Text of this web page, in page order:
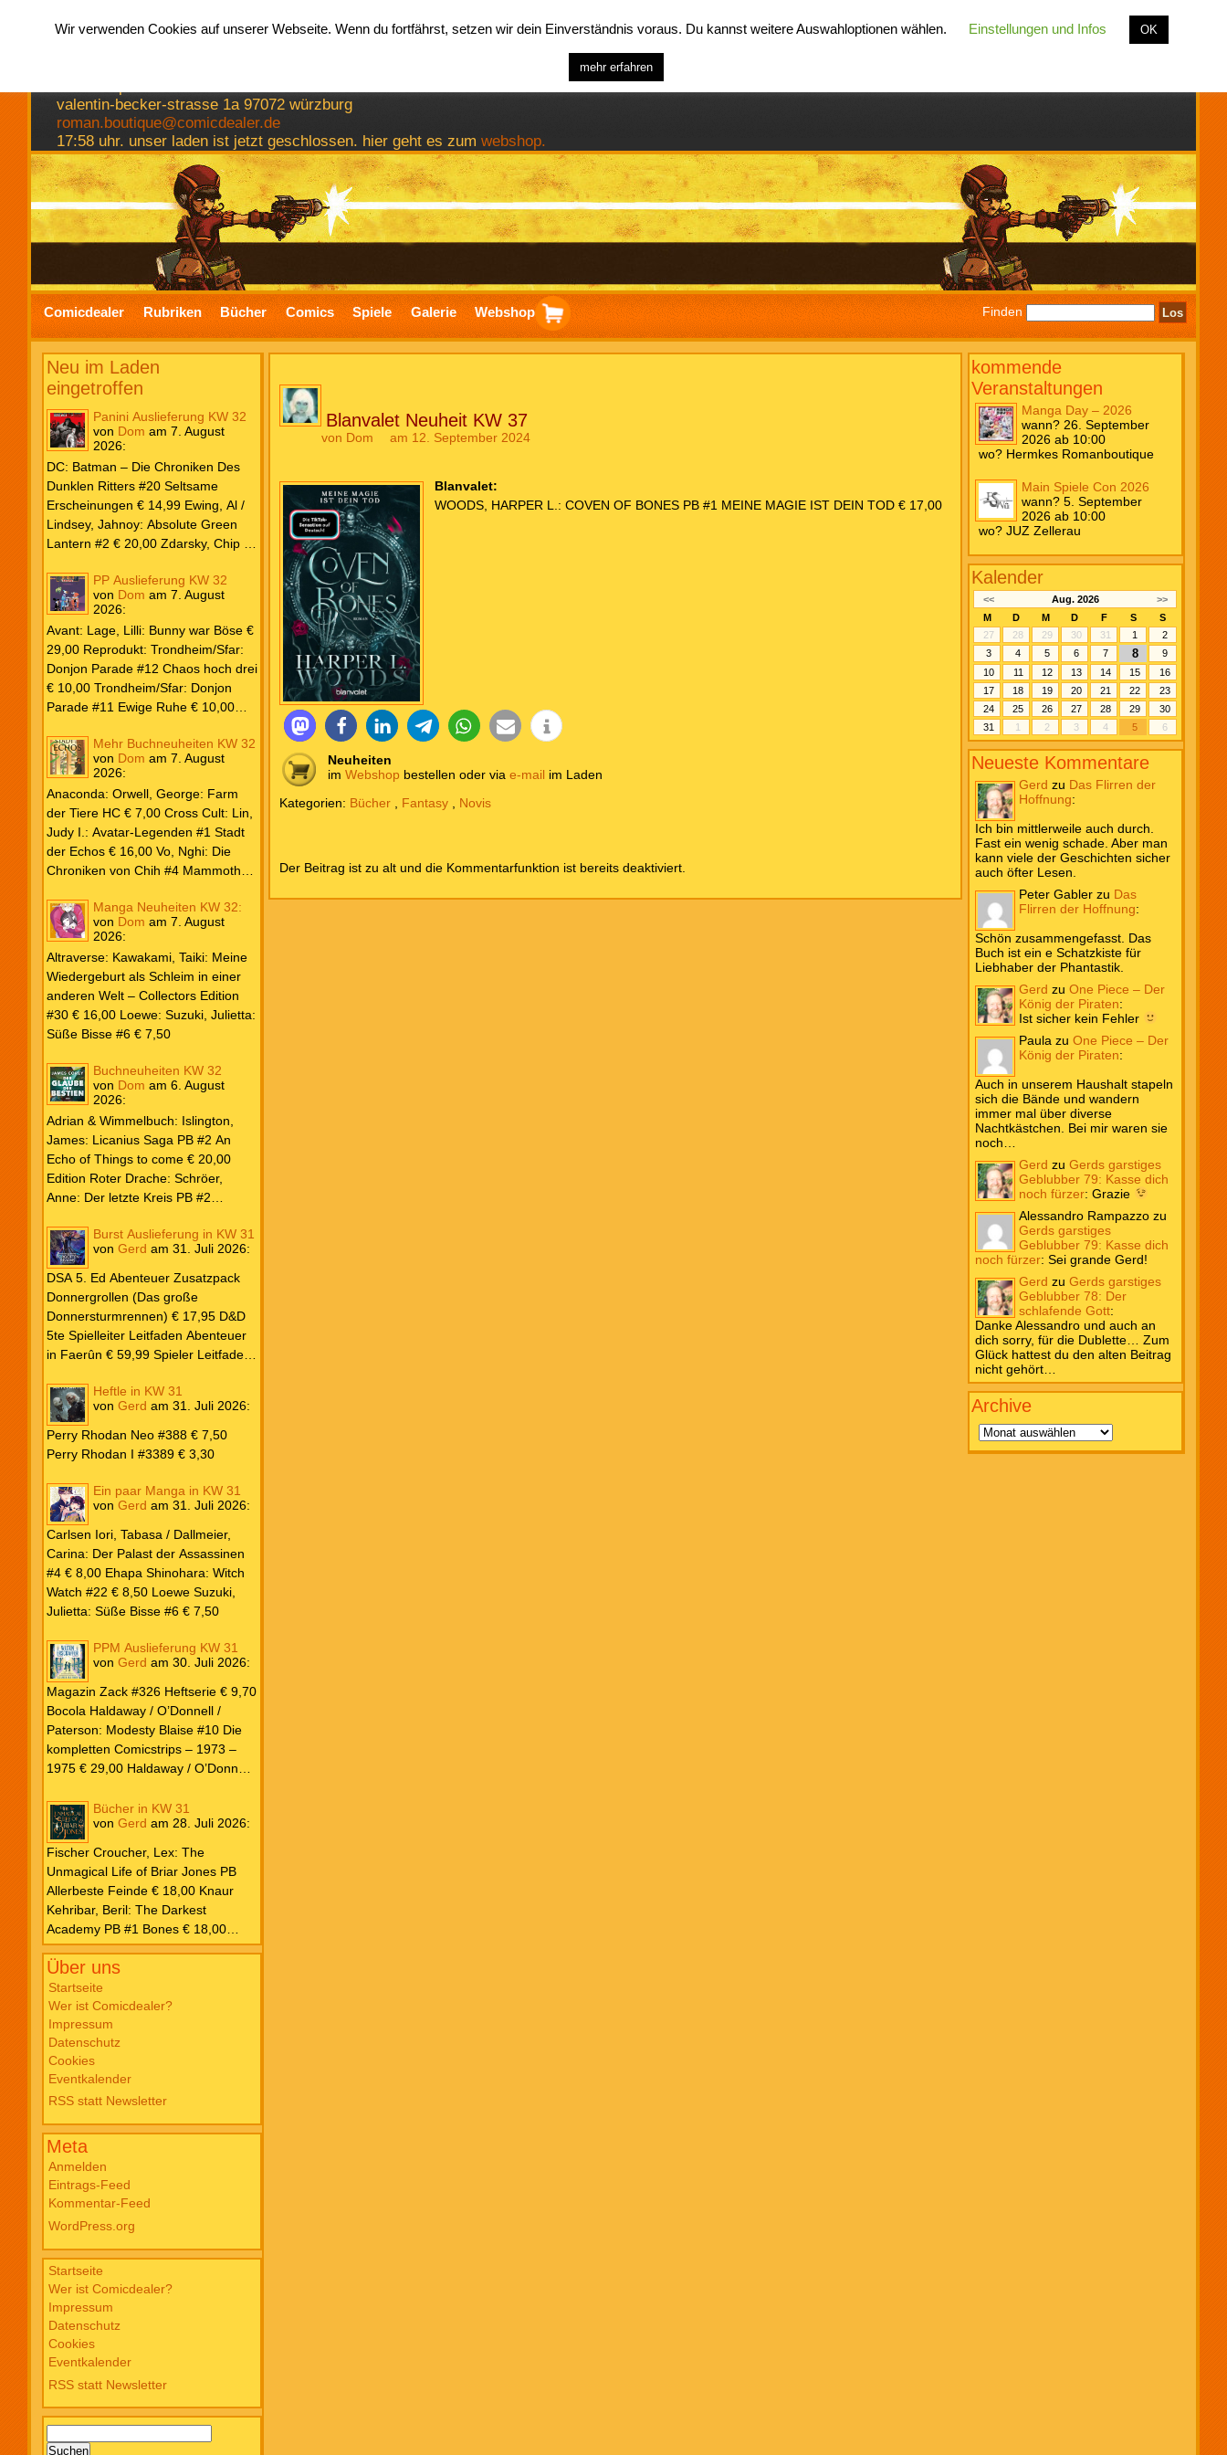
valentin-becker-strasse 1a 97072 würzburg
roman.boutique@comicdealer.de
17:58 uhr. unser laden ist jetzt geschlossen. hier geht es zum webshop.
Comicdealer Rubriken Bücher Comics Spiele Galerie Webshop Finden
Neu im Laden
eingetroffen
Panini Auslieferung KW 32
von Dom am 7. August
2026:
DC: Batman – Die Chroniken Des
Dunklen Ritters #20 Seltsame
Erscheinungen € 14,99 Ewing, Al /
Lindsey, Jahnoy: Absolute Green
Lantern #2 € 20,00 Zdarsky, Chip /
Paperback #4 € 35,00 Watters, Dan;
Soy, Dexter: Nightwing 2024 #7 €
Rafa: Absolute Superman #5 € 9,99
Marvel: Marvel Origins Collection
HC #74 Daredevil 7 € 14,99 Ewing,
Al / Gomez, Carlos: Venom (2025)
#3 € 20,00 Andrews, Kaare /
Guggenheim, Marc: Spider-Man &
Wolverine #3 € 9,99 North, Ryan /
Carratu, Vincenzo: Hulk macht alles
kaputt! € 16,00 Ewing, Al / Walker,
Kevin / Various: Marvel – Schwarz
Weiß & Blut #8 … und Gedärme €
26,00 Buscema, Sal / Dematteis, J.
M.: Spektakuläre Spider-Man – Die
#31 € 5,99 Spider-Man 2025 #9
Angriff der Aliens € 7,99
PP Auslieferung KW 32
von Dom am 7. August
2026:
Avant: Lage, Lilli: Bunny war Böse €
29,00 Reprodukt: Trondheim/Sfar:
Donjon Parade #12 Chaos hoch drei
€ 10,00 Trondheim/Sfar: Donjon
Parade #11 Ewige Ruhe € 10,00
Neuedition € 35,00 Zauberstern
Comics: Ben’s Bande #4 Aug 2026
Mehr Buchneuheiten KW 32
von Dom am 7. August
2026:
Anaconda: Orwell, George: Farm
der Tiere HC € 7,00 Cross Cult: Lin,
Judy I.: Avatar-Legenden #1 Stadt
der Echos € 16,00 Vo, Nghi: Die
Chroniken von Chih #4 Mammoths
Drache: Schröer, Anne: Der letzte
Kreis PB #2 Erwachen € 18,00
Dragonblood Academy HC #2 …to
kill a Monster € 25,00 Heyne: Bähr,
Emily: Tainted Vows – Gods of New
Olympia PB € 17,00 Kim, Sophie:
Fate’s Thread-Reihe PB #2 Der Gott
und der Geist € 17,00 Vonnegut,
Kurt: Katzenwiege PB € 17,00
Corey, James: The Captive’s War
HC #2 Der Glaube der Bestien €
24,00 Piper: Yang, Neon: Die letzte
Tochter der Drachen PB € 18,00
Manga Neuheiten KW 32:
von Dom am 7. August
2026:
Altraverse: Kawakami, Taiki: Meine
Wiedergeburt als Schleim in einer
anderen Welt – Collectors Edition
#30 € 16,00 Loewe: Suzuki, Julietta:
Süße Bisse #6 € 7,50
Buchneuheiten KW 32
von Dom am 6. August
2026:
Adrian & Wimmelbuch: Islington,
James: Licanius Saga PB #2 An
Echo of Things to come € 20,00
Edition Roter Drache: Schröer,
Anne: Der letzte Kreis PB #2
Frank: Der Pandora-Zyklus PB #1
Die Reise nach Pandora € 16,00
Corey, James: The Captive’s War
HC #2 Der Glaube der Bestien €
24,00 Loewe: Suzuki, Julietta: Süße
Bisse #6 € 7,50
Burst Auslieferung in KW 31
von Gerd am 31. Juli 2026:
DSA 5. Ed Abenteuer Zusatzpack
Donnergrollen (Das große
Donnersturmrennen) € 17,95 D&D
5te Spielleiter Leitfaden Abenteuer
in Faerûn € 59,99 Spieler Leitfaden
Heftle in KW 31
von Gerd am 31. Juli 2026:
Perry Rhodan Neo #388 € 7,50
Perry Rhodan I #3389 € 3,30
Ein paar Manga in KW 31
von Gerd am 31. Juli 2026:
Carlsen Iori, Tabasa / Dallmeier,
Carina: Der Palast der Assassinen
#4 € 8,00 Ehapa Shinohara: Witch
Watch #22 € 8,50 Loewe Suzuki,
Julietta: Süße Bisse #6 € 7,50
PPM Auslieferung KW 31
von Gerd am 30. Juli 2026:
Magazin Zack #326 Heftserie € 9,70
Bocola Haldaway / O’Donnell /
Paterson: Modesty Blaise #10 Die
kompletten Comicstrips – 1973 –
1975 € 29,00 Haldaway / O’Donnell
kompletten Comicstrips – 1972 –
1973 € 29,00 Knesebeck Hendrix,
John: Die Weltenerschaffer Die
fantastische Freundschaft von C.S.
Lewis & J.R.R. Tolkien € 30,00
Weissblech Luba Wolfsschwanz #22
€ 4,90 Horror Schocker #81 € 4,90
Bücher in KW 31
von Gerd am 28. Juli 2026:
Fischer Croucher, Lex: The
Unmagical Life of Briar Jones PB
Allerbeste Feinde € 18,00 Knaur
Kehribar, Beril: The Darkest
Academy PB #1 Bones € 18,00
Lübbe Odette, Tessonja: Fair Isle
Trilogie PB #3 To Spark a Fae War €
18,00 Bramble Hardcover Priest: Lie
Huo Jiao Chou HC #1 Drowning
Sorrows in Raging Fire € 25,00
Carlsen Davon, Isla: Blackened
Blade PB #3 Of Blackened Blood €
18,00
Über uns
Startseite
Wer ist Comicdealer?
Impressum
Datenschutz
Cookies
Eventkalender
RSS statt Newsletter
Meta
Anmelden
Eintrags-Feed
Kommentar-Feed
WordPress.org
Startseite
Wer ist Comicdealer?
Impressum
Datenschutz
Cookies
Eventkalender
RSS statt Newsletter
nach:
Blanvalet Neuheit KW 37
von Dom am 12. September 2024
Blanvalet:
WOODS, HARPER L.: COVEN OF BONES PB #1 MEINE MAGIE IST DEIN TOD € 17,00
Neuheiten
imWebshop bestellen oder viae-mail im Laden
Kategorien: Bücher , Fantasy , Novis
Der Beitrag ist zu alt und die Kommentarfunktion ist bereits deaktiviert.
kommende
Veranstaltungen
Manga Day – 2026
wann? 26. September
2026 ab 10:00
wo? Hermkes Romanboutique
Main Spiele Con 2026
wann? 5. September
2026 ab 10:00
wo? JUZ Zellerau
Kalender
<< Aug. 2026
>>
M
D M D F S
S
27
28 29 30 31 1
2
3
4 5 6 7 8
9
10
11 12 13 14 15
16
17
18 19 20 21 22
23
24
25 26 27 28 29
30
31
1 2 3 4 5 6
Neueste Kommentare
Gerd zu Das Flirren der
Hoffnung:
Ich bin mittlerweile auch durch.
Fast ein wenig schade. Aber man
kann viele der Geschichten sicher
auch öfter Lesen.
Peter Gabler zu Das
Flirren der Hoffnung:
Schön zusammengefasst. Das
Buch ist ein e Schatzkiste für
Liebhaber der Phantastik.
Gerd zuOne Piece – Der
König der Piraten:
Ist sicher kein Fehler
Paula zuOne Piece – Der
König der Piraten:
Auch in unserem Haushalt stapeln
sich die Bände und wandern
immer mal über diverse
Nachtkästchen. Bei mir waren sie
noch…
Gerd zuGerds garstiges
Geblubber 79: Kasse dich
noch fürzer:Grazie
Alessandro Rampazzo zu
Gerds garstiges
Geblubber 79: Kasse dich
noch fürzer:Sei grande Gerd!
Gerd zuGerds garstiges
Geblubber 78: Der
schlafende Gott:
Danke Alessandro und auch an
dich sorry, für die Dublette… Zum
Glück hattest du den alten Beitrag
nicht gehört…
Archive
Wir verwenden Cookies auf unserer Webseite. Wenn du fortfährst, setzen wir dein Einverständnis voraus. Du kannst weitere Auswahloptionen wählen. Einstellungen und Infos OK
mehr erfahren